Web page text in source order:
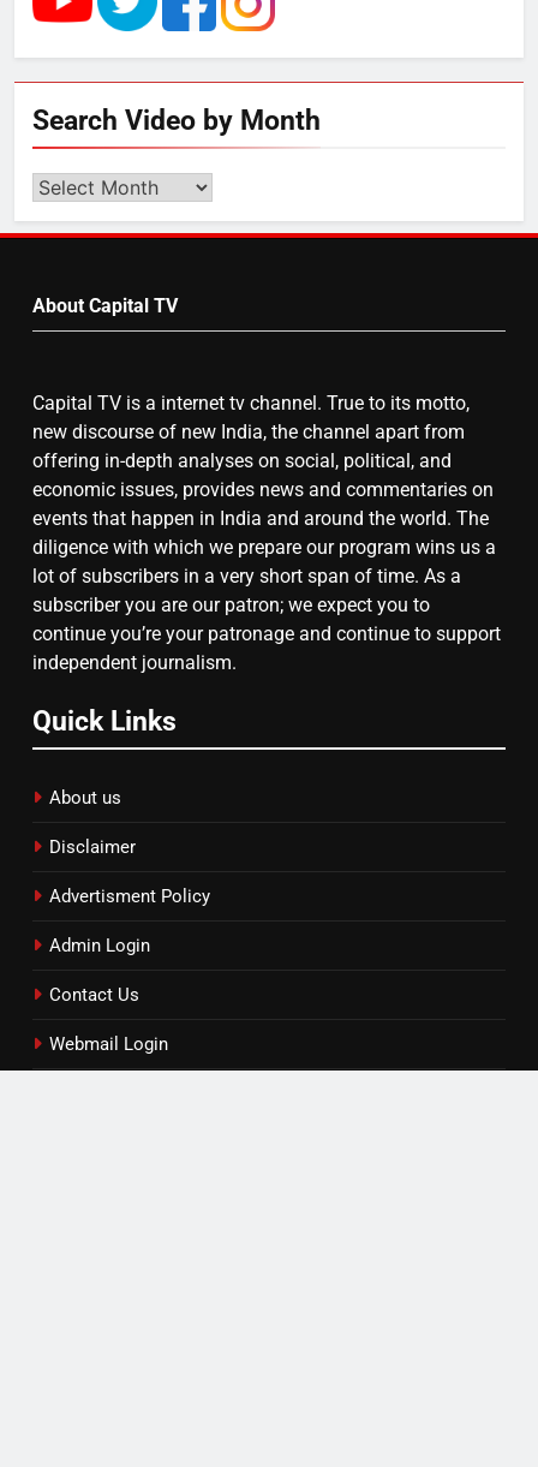
का स्वागत करेगा लक्ष्मण द्वार
उत्तर प्रदेश में गांवों में बढ़ेंगी सुविधाएं: 67%
बढ़ा पंचायतों का बजट
7
चुनाव से पहले लालू परिवार पर बड़ा झटका,
दिल्ली कोर्ट ने IRCTC घोटाले में आरोप
तय किए
8
सुप्रीम कोर्ट ने राहुल गांधी के ‘वोट चोरी’
के आरोप खारिज किए, शेखपुरा में पीएम की
मां को गाली पर कोर्ट का समन जारी
Search Video by Month
Search
by
About Capital TV
Capital TV is a internet tv channel. True to its motto,
new discourse of new India, the channel apart from
offering in-depth analyses on social, political, and
economic issues, provides news and commentaries on
events that happen in India and around the world. The
diligence with which we prepare our program wins us a
lot of subscribers in a very short span of time. As a
subscriber you are our patron; we expect you to
continue you’re your patronage and continue to support
independent journalism.
Quick Links
About us
Disclaimer
Advertisment Policy
Admin Login
Contact Us
Webmail Login